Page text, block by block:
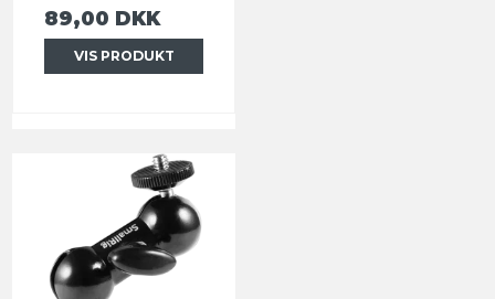
89,00 DKK
VIS PRODUKT